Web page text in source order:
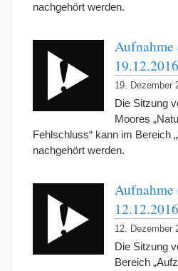
nachgehört werden.
Aufnahme
19. Dezember
Die Sitzung
Moores
Fehlschluss“ kann im Bereich
nachgehört werden.
Aufnahme
12. Dezember
Die Sitzung
Bereich